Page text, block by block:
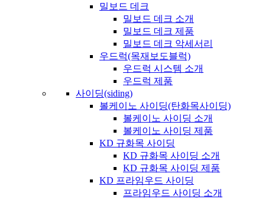
밀보드 데크
밀보드 데크 소개
밀보드 데크 제품
밀보드 데크 악세서리
우드럭(목재보도블럭)
우드럭 시스템 소개
우드럭 제품
사이딩(siding)
볼케이노 사이딩(탄화목사이딩)
볼케이노 사이딩 소개
볼케이노 사이딩 제품
KD 규화목 사이딩
KD 규화목 사이딩 소개
KD 규화목 사이딩 제품
KD 프라임우드 사이딩
프라임우드 사이딩 소개